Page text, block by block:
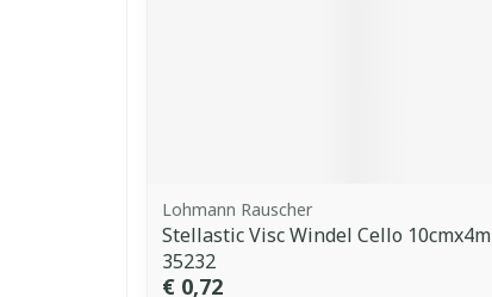
Lohmann Rauscher
Stellastic Visc Windel Cello 10cmx4m
35232
€ 0,72